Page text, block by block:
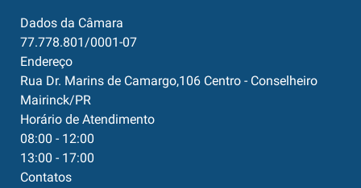
Dados da Câmara
77.778.801/0001-07
Endereço
Rua Dr. Marins de Camargo,106 Centro - Conselheiro
Mairinck/PR
Horário de Atendimento
08:00 - 12:00
13:00 - 17:00
Contatos